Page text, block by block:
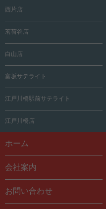
西片店
茗荷谷店
白山店
富坂サテライト
江戸川橋駅前サテライト
江戸川橋店
ホーム
会社案内
お問い合わせ